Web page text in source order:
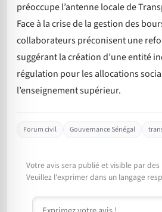
préoccupe l’antenne locale de
Face à la crise de la gestion des
collaborateurs préconisent une
suggérant la création d’une entité
régulation pour les allocations
l’enseignement supérieur.
Forum civil Gouvernance Sénégal
Votre avis sera publié et visible par
Veuillez l'exprimer dans un langage
Commentaire